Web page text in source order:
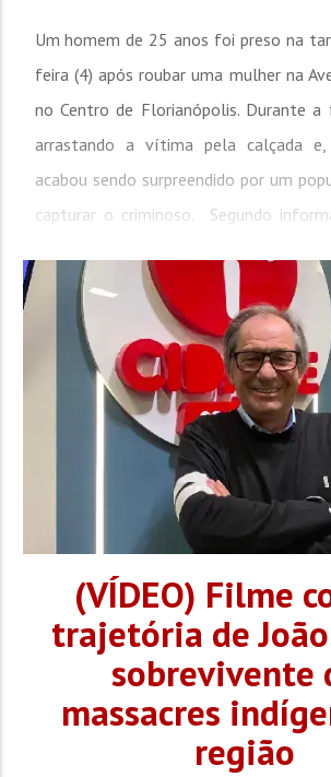
Um homem de 25 anos foi preso na
feira (4) após roubar uma mulher na
no Centro de Florianópolis. Durante a
arrastando a vítima pela calçada e,
acabou sendo surpreendido por um
capturar o criminoso. Segundo
quando foi surpreendida pelo criminoso.
(VÍDEO) Filme
trajetória de
sobrevivente
massacres
região